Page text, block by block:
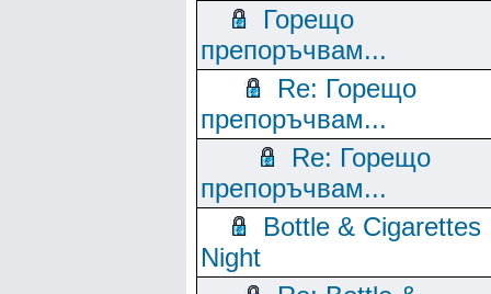
Горещо
препоръчвам...
Re: Горещо
препоръчвам...
Re: Горещо
препоръчвам...
Bottle & Cigarettes
Night